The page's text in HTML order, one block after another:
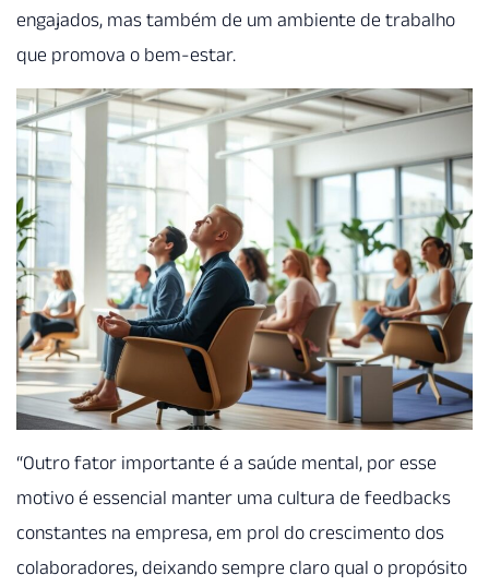
engajados, mas também de um ambiente de trabalho
que promova o bem-estar.
“Outro fator importante é a saúde mental, por esse
motivo é essencial manter uma cultura de feedbacks
constantes na empresa, em prol do crescimento dos
colaboradores, deixando sempre claro qual o propósito